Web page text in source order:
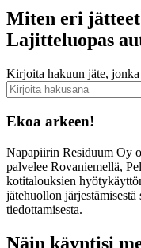
Miten eri
Lajitteluopas
Kirjoita hakuun jäte, jonka
Ekoa arkeen!
Napapiirin Residuum Oy
palvelee Rovaniemellä,
kotitalouksien
jätehuollon
tiedottamisesta.
Näin käyntisi